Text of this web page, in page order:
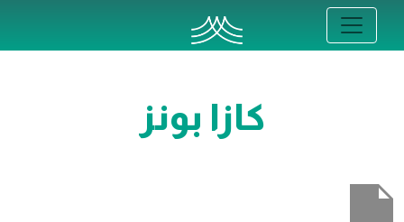
كازا بونز